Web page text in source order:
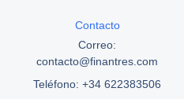
Contacto
Correo:
contacto@finantres.com
Teléfono: +34 622383506